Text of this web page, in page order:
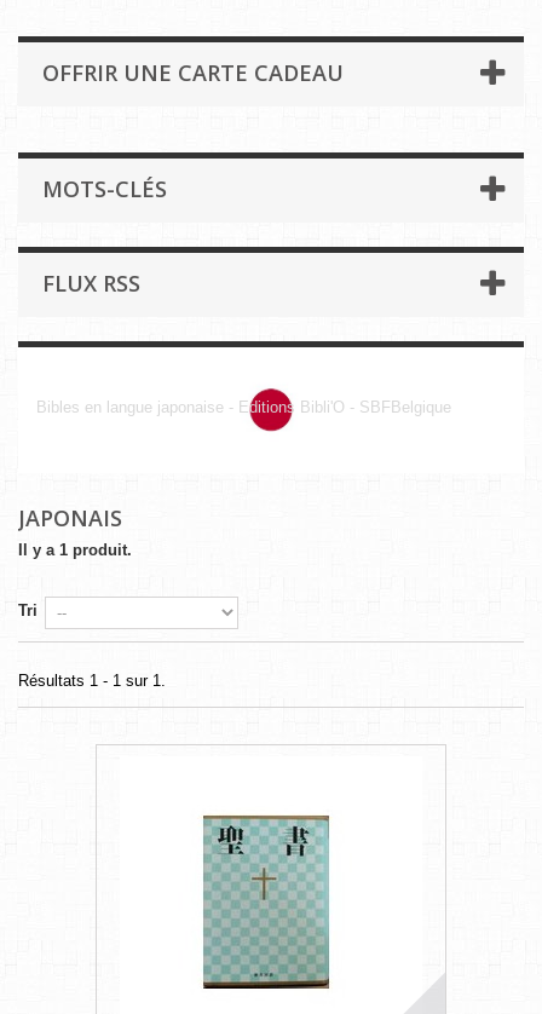
OFFRIR UNE CARTE CADEAU
MOTS-CLÉS
FLUX RSS
Bibles en langue japonaise - Editions Bibli'O - SBFBelgique
JAPONAIS
Il y a 1 produit.
Tri
Résultats 1 - 1 sur 1.